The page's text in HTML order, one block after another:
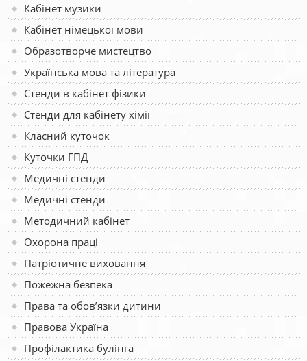
Кабінет музики
Кабінет німецької мови
Образотворче мистецтво
Українська мова та література
Стенди в кабінет фізики
Стенди для кабінету хімії
Класний куточок
Куточки ГПД
Медичні стенди
Медичні стенди
Методичний кабінет
Охорона праці
Патріотичне виховання
Пожежна безпека
Права та обов’язки дитини
Правова Україна
Профілактика булінга